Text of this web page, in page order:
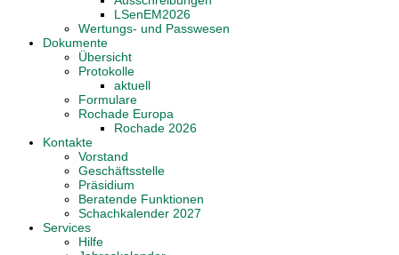
LSenEM2026
Wertungs- und Passwesen
Dokumente
Übersicht
Protokolle
aktuell
Formulare
Rochade Europa
Rochade 2026
Kontakte
Vorstand
Geschäftsstelle
Präsidium
Beratende Funktionen
Schachkalender 2027
Services
Hilfe